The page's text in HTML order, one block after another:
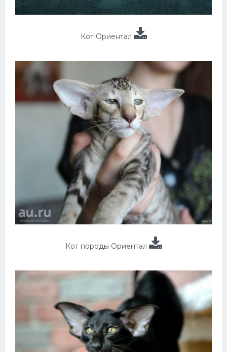
Кот Ориентал
Кот породы Ориентал